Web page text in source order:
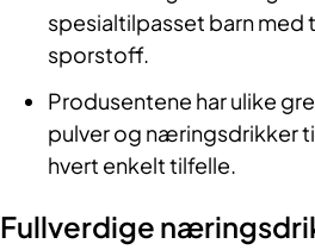
spesialtilpasset barn med
sporstoff.
Produsentene har ulike
pulver og næringsdrikker
hvert enkelt tilfelle.
Fullverdige